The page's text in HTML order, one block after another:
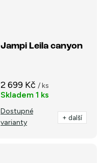
Jampi Leila canyon
2 699 Kč / ks
Skladem 1 ks
Dostupné
varianty
+ další